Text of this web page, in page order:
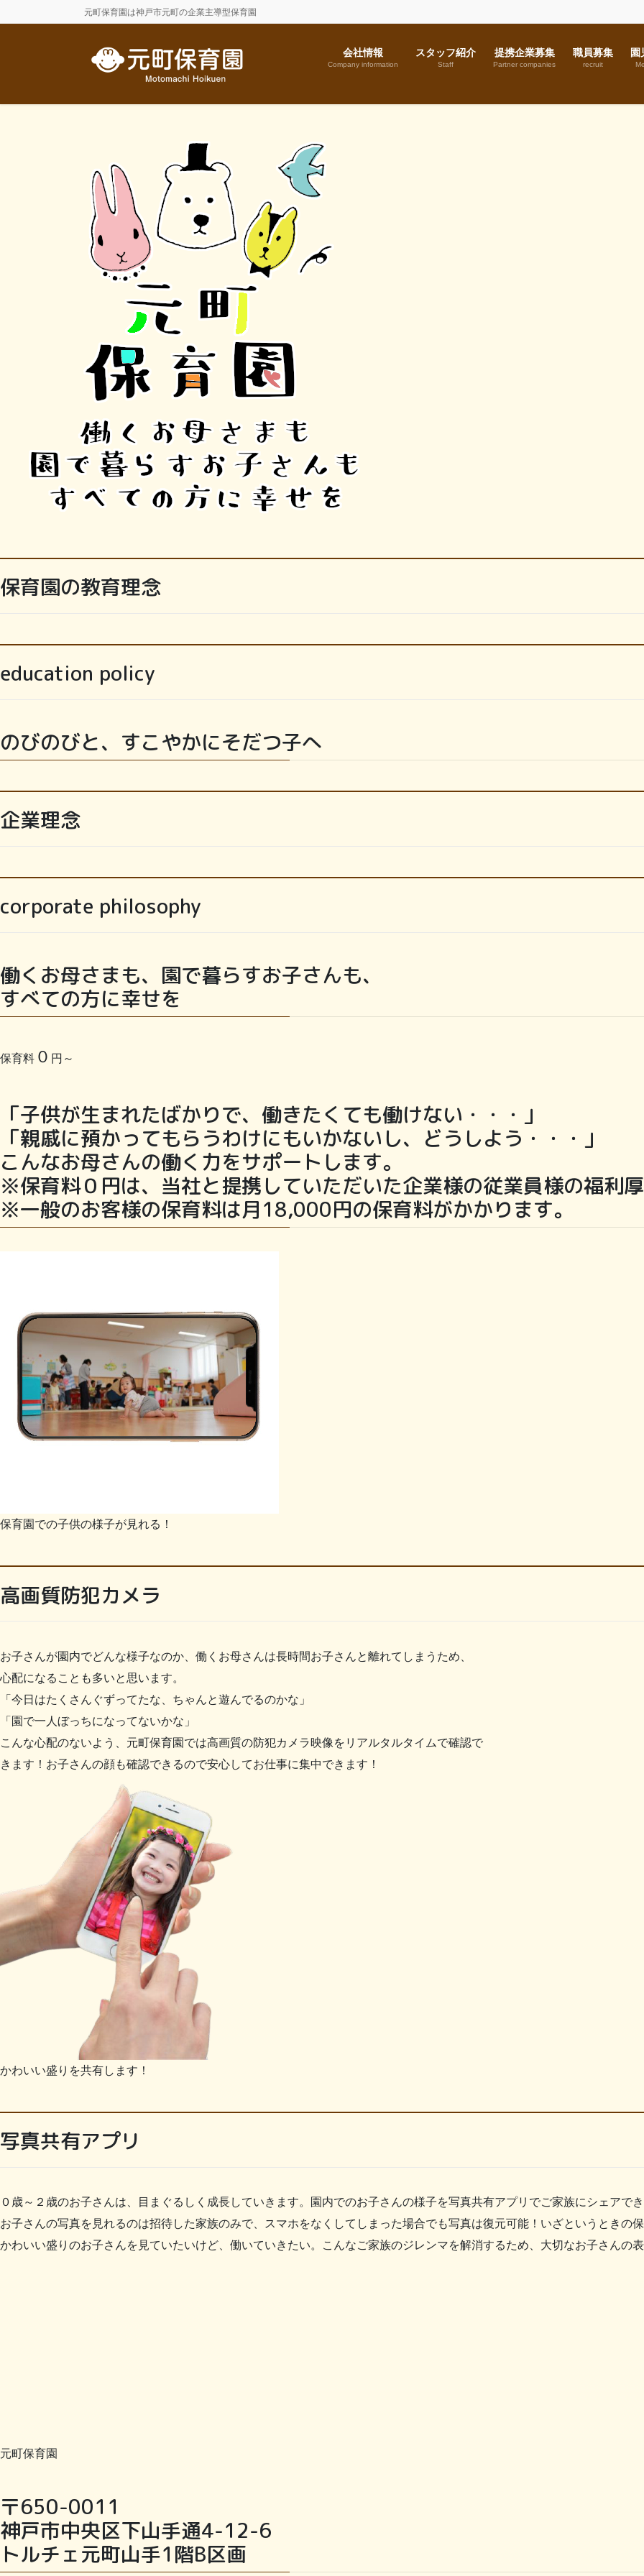
ン
ビ
元町保育園は神戸市元町の企業主導型保育園
会社情報
Company information
スタッフ紹介
Staff
提携企業募集
Partner companies
職員募集
recruit
園
保育園の教育理念
education policy
のびのびと、すこやかにそだつ子へ
企業理念
corporate philosophy
働くお母さまも、園で暮らすお子さんも、
すべての方に幸せを
保育料 ０ 円～
「子供が生まれたばかりで、働きたくても働けない・・・」
「親戚に預かってもらうわけにもいかないし、どうしよう・・・」
こんなお母さんの働く力をサポートします。
※保育料０円は、当社と提携していただいた企業様の従業員様の福利
※一般のお客様の保育料は月18,000円の保育料がかかります。
保育園での子供の様子が見れる！
高画質防犯カメラ
お子さんが園内でどんな様子なのか、働くお母さんは長時間お子さんと離れてしまうため、
心配になることも多いと思います。
「今日はたくさんぐずってたな、ちゃんと遊んでるのかな」
「園で一人ぼっちになってないかな」
こんな心配のないよう、元町保育園では高画質の防犯カメラ映像をリアルタルタイムで確認で
きます！お子さんの顔も確認できるので安心してお仕事に集中できます！
かわいい盛りを共有します！
写真共有アプリ
０歳～２歳のお子さんは、目まぐるしく成長していきます。園内でのお子さんの様子を写真共有アプリでご家族にシェアで
お子さんの写真を見れるのは招待した家族のみで、スマホをなくしてしまった場合でも写真は復元可能！いざというときの
かわいい盛りのお子さんを見ていたいけど、働いていきたい。こんなご家族のジレンマを解消するため、大切なお子さんの
元町保育園
〒650-0011
神戸市中央区下山手通4-12-6
トルチェ元町山手1階B区画